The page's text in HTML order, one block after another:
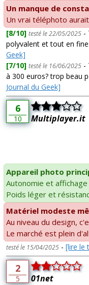
Un manque de
Un vrai téléphoto
[8/10] testé le 22/05/2025 -
polyvalent et tout en
Geek]
[7/10] testé le 16/06/2025 -
à 300 euros? trop beau
Journal du Geek]
6
10 Multiplayer.it
Appareil photo
Autonomie et affichage
Poids léger et
Matériel modeste
Au niveau du design,
Le marché est plein
testé le 15/04/2025 - [lire le
2
5 01net